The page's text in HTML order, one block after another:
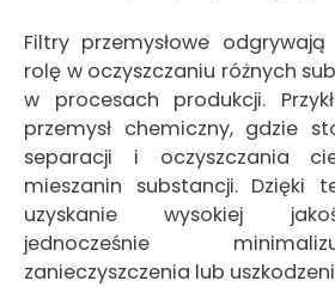
Filtry przemysłowe
rolę w oczyszczaniu różnych
w procesach produkcji.
przemysł chemiczny, gdzie
separacji i oczyszczania
mieszanin substancji. Dzięki
uzyskanie wysokiej
jednocześnie
zanieczyszczenia lub